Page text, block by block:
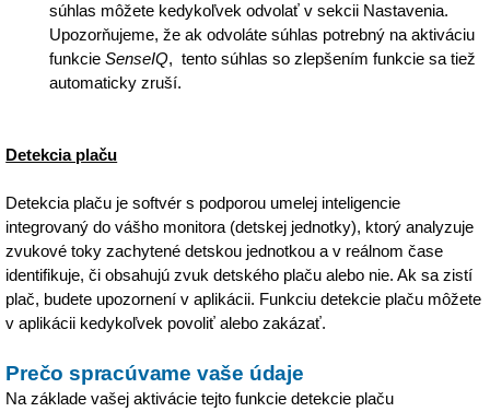
súhlas môžete kedykoľvek odvolať v sekcii Nastavenia.
Upozorňujeme, že ak odvoláte súhlas potrebný na aktiváciu
funkcieSenseIQ, tento súhlas so zlepšením funkcie sa tiež
automaticky zruší.
Detekcia plaču
Detekcia plaču je softvér s podporou umelej inteligencie
integrovaný do vášho monitora (detskej jednotky), ktorý analyzuje
zvukové toky zachytené detskou jednotkou a v reálnom čase
identifikuje, či obsahujú zvuk detského plaču alebo nie. Ak sa zistí
plač, budete upozornení v aplikácii. Funkciu detekcie plaču môžete
v aplikácii kedykoľvek povoliť alebo zakázať.
Prečo spracúvame vaše údaje
Na základe vašej aktivácie tejto funkcie detekcie plaču